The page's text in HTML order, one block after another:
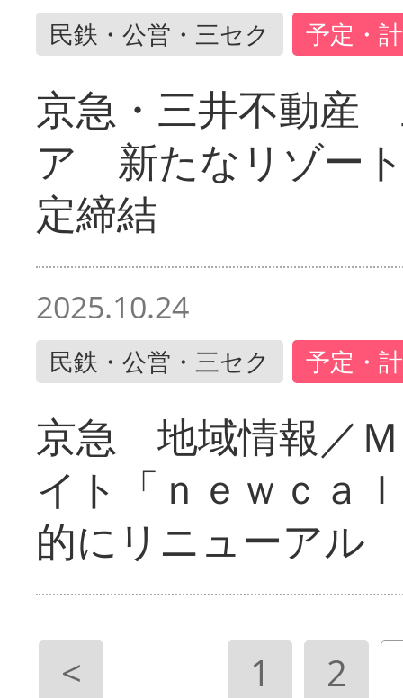
民鉄・公営・三セク 予定・
京急・三井不動産
ア 新たなリゾー
定締結
2025.10.24
民鉄・公営・三セク 予定・
京急 地域情報／
イト「ｎｅｗｃａ
的にリニューアル
< 1 2